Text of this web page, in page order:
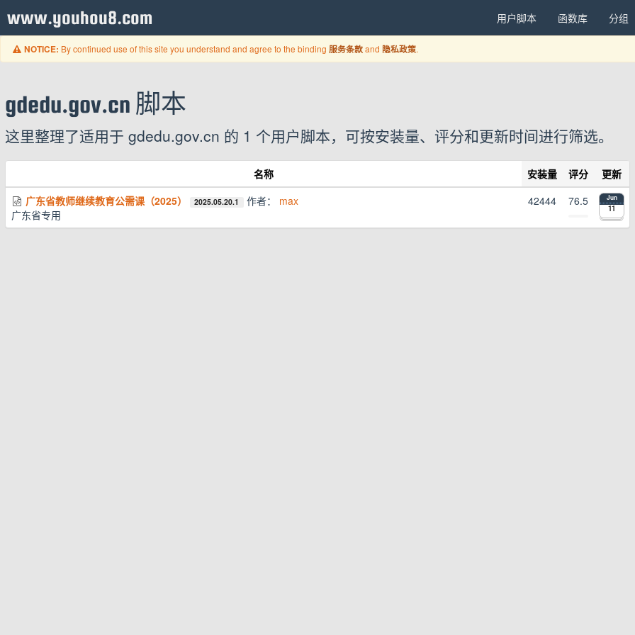
www.youhou8.com 用户脚本 函数库 分组
NOTICE: By continued use of this site you understand and agree to the binding 服务条款and 隐私政策.
gdedu.gov.cn 脚本
这里整理了适用于 gdedu.gov.cn 的 1 个用户脚本，可按安装量、评分和更新时间进行筛选。
名称 安装量 评分
更新
广东省教师继续教育公需课（2025）
2025.05.20.1 作者： max
广东省专用
42444 76.5 Jun
11